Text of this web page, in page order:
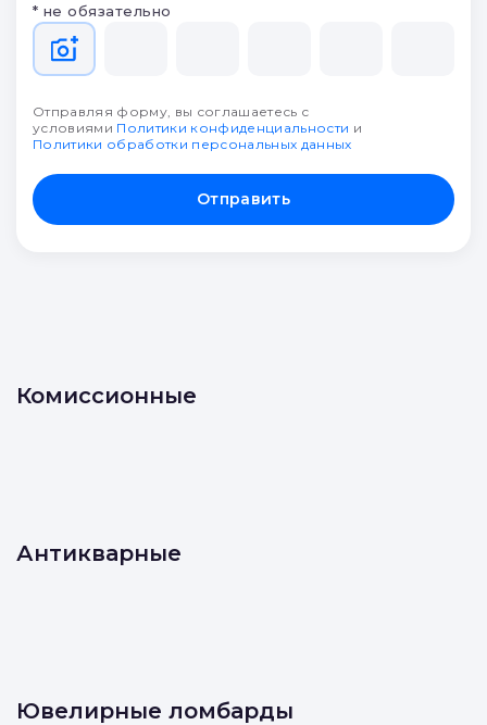
* не обязательно
Отправляя форму, вы соглашаетесь с
условиями Политики конфиденциальности и
Политики обработки персональных данных
Отправить
Комиссионные
Антикварные
Ювелирные ломбарды